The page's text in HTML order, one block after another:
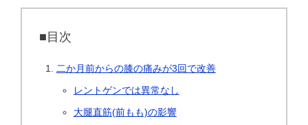
■目次
二か月前からの膝の痛みが3回で改善
レントゲンでは異常なし
大腿直筋(前もも)の影響